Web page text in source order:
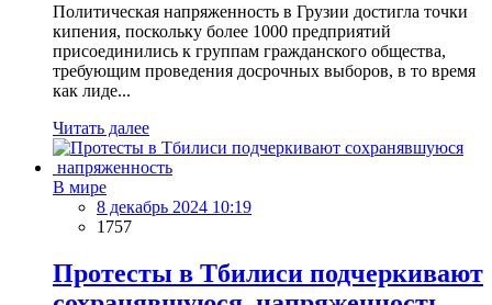
Политическая напряженность в Грузии достигла точки
кипения, поскольку более 1000 предприятий
присоединились к группам гражданского общества,
требующим проведения досрочных выборов, в то время
как лиде...
Читать далее
В мире
8 декабрь 2024 10:19
1757
Протесты в Тбилиси подчеркивают